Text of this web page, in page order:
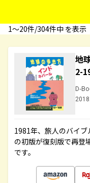
1〜20件/304件中 を表示
地
2-
D-
1981年、旅人のバイ
の初版が復刻版で再
です。